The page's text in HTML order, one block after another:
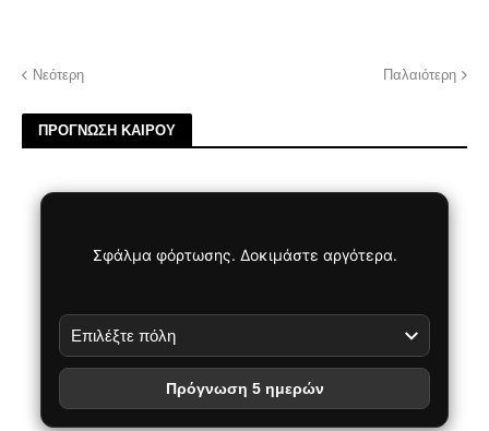
Νεότερη Παλαιότερη
ΠΡΟΓΝΩΣΗ ΚΑΙΡΟΥ
Σφάλμα φόρτωσης. Δοκιμάστε αργότερα.
Πρόγνωση 5 ημερών